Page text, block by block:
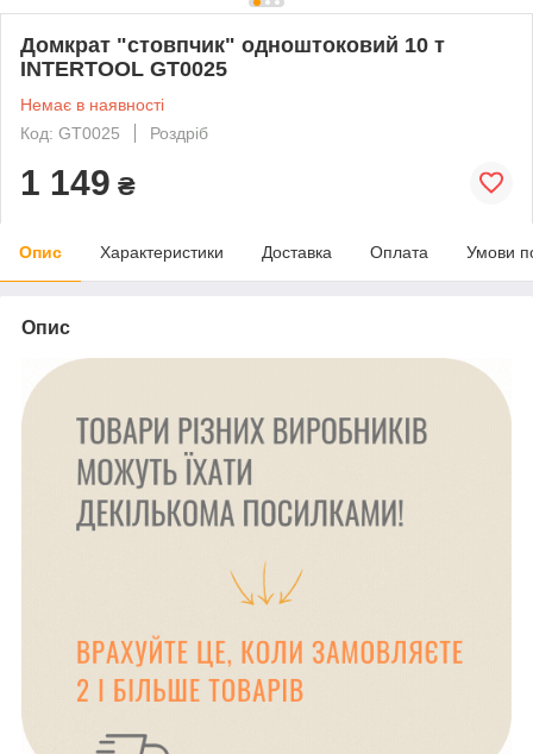
Домкрат "стовпчик" одноштоковий 10 т
INTERTOOL GT0025
Немає в наявності
Код: GT0025
Роздріб
1 149 ₴
Опис Характеристики Доставка Оплата Умови
Опис